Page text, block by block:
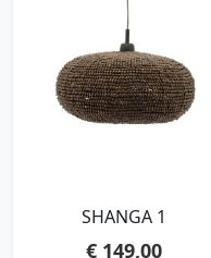
SHANGA 1
€149,00